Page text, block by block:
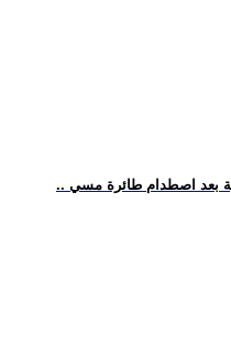
بعد اصطدام طائرة مسي